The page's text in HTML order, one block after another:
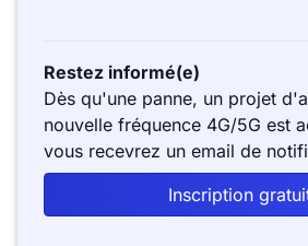
Restez informé(e)
Dès qu'une panne, un projet
nouvelle fréquence 4G/5G est
vous recevrez un email de
Inscription